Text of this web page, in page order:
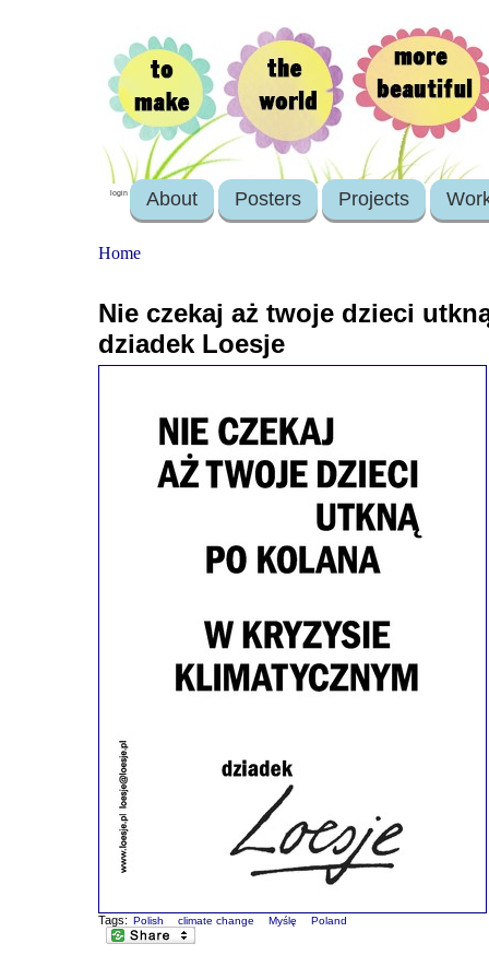
login About Posters Projects
Home
Nie czekaj aż twoje dzieci
dziadek Loesje
Tags: Polish climate change Myślę Poland